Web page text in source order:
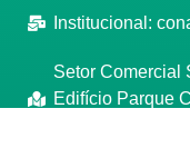
Institucional:
Setor Comercial
Edifício Parque